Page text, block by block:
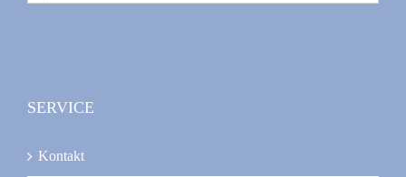
nach:
SERVICE
Kontakt